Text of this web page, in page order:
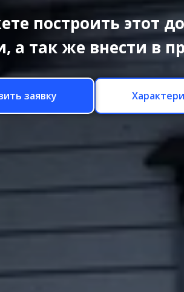
построить этот
а так же внести в
заявку